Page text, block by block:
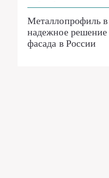
Металлопрофиль
надежное решение
фасада в России